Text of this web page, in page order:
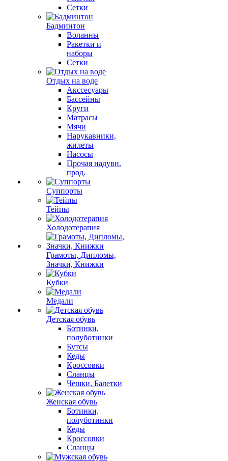
Сетки
Бадминтон
Воланны
Ракетки и
наборы
Сетки
Отдых на воде
Акссесуары
Бассейны
Круги
Матрасы
Мячи
Нарукавники,
жилеты
Насосы
Прочая надувн.
прод.
Суппорты
Тейпы
Холодотерапия
Грамоты, Дипломы,
Значки, Книжки
Кубки
Медали
Детская обувь
Ботинки,
полуботинки
Бутсы
Кеды
Кроссовки
Сланцы
Чешки, Балетки
Женская обувь
Ботинки,
полуботинки
Кеды
Кроссовки
Сланцы